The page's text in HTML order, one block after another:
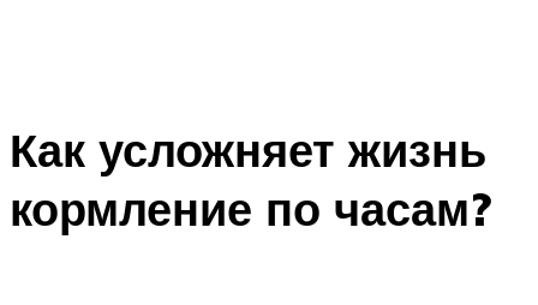
Как усложняет жизнь
кормление по часам?